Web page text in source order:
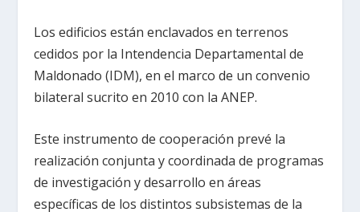
Los edificios están enclavados en terrenos
cedidos por la Intendencia Departamental de
Maldonado (IDM), en el marco de un convenio
bilateral sucrito en 2010 con la ANEP.
Este instrumento de cooperación prevé la
realización conjunta y coordinada de programas
de investigación y desarrollo en áreas
específicas de los distintos subsistemas de la